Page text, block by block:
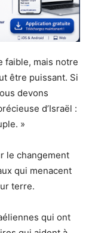
faible, mais notre
être puissant. Si
devons
d’Israël :
»
le changement
qui menacent
terre.
qui ont